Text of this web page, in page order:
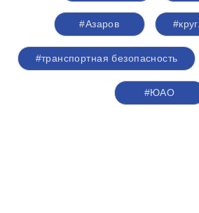
#Азаров
#транспортная безопасность
#ЮАО